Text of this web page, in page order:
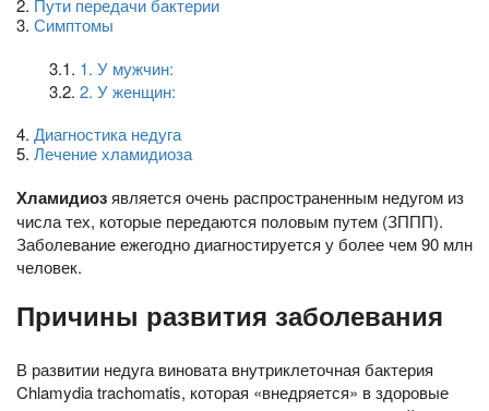
2. Пути передачи бактерии
3. Симптомы
3.1. 1. У мужчин:
3.2. 2. У женщин:
4. Диагностика недуга
5. Лечение хламидиоза
Хламидиозявляется очень распространенным недугом из
числа тех, которые передаются половым путем (ЗППП).
Заболевание ежегодно диагностируется у более чем 90 млн
человек.
Причины развития заболевания
В развитии недуга виновата внутриклеточная бактерия
Chlamydia trachomatis, которая «внедряется» в здоровые